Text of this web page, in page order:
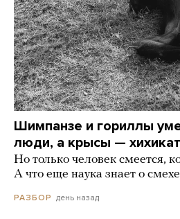
Шимпанзе и гориллы
люди, а крысы —
Но только человек смеется,
А что еще наука знает о
РАЗБОР день назад